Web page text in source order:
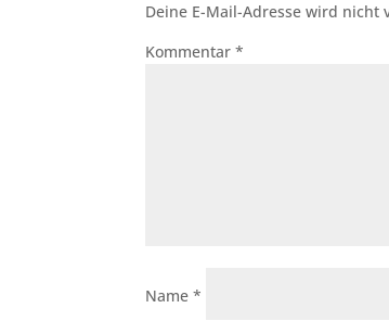
Deine E-Mail-Adresse wird nicht
Kommentar*
Name*